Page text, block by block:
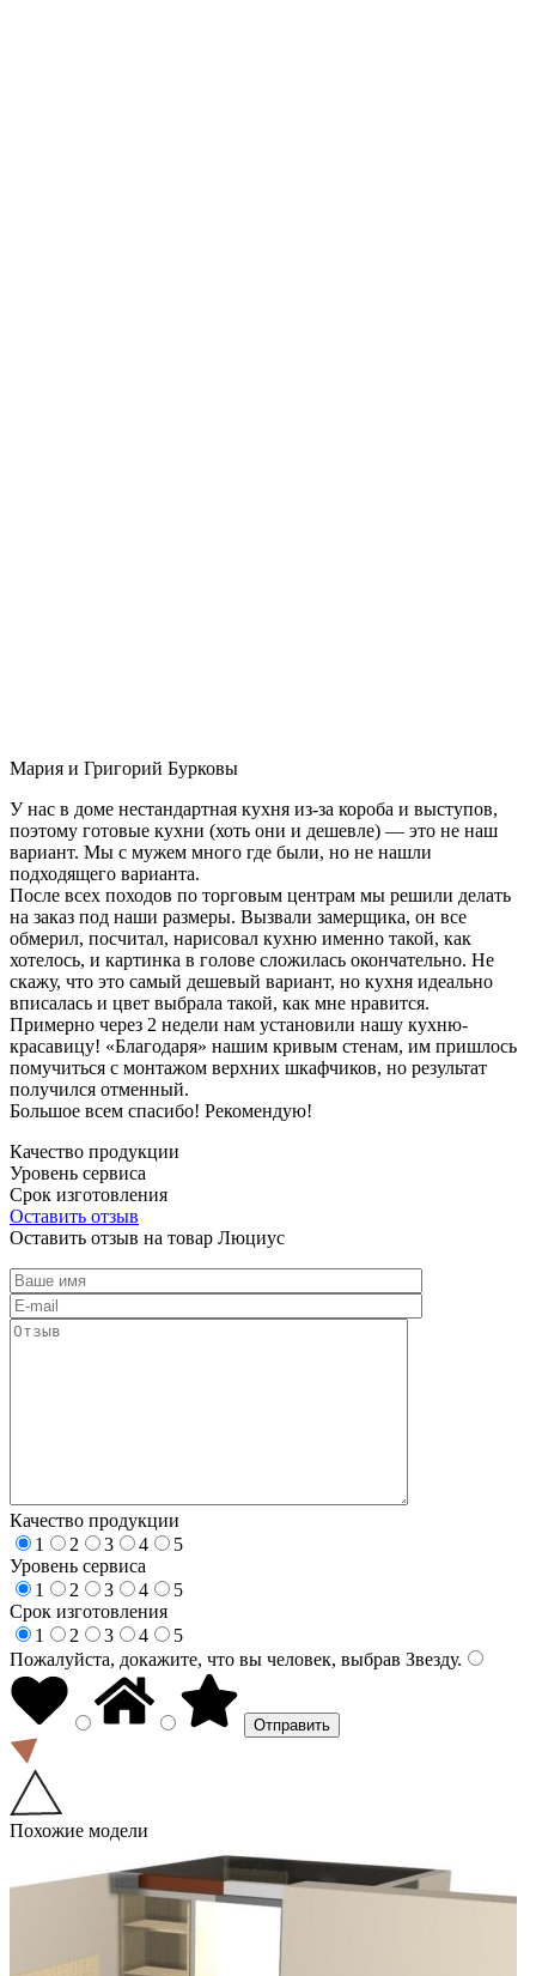
Мария и Григорий Бурковы
У нас в доме нестандартная кухня из-за короба и выступов,
поэтому готовые кухни (хоть они и дешевле) — это не наш
вариант. Мы с мужем много где были, но не нашли
подходящего варианта.
После всех походов по торговым центрам мы решили делать
на заказ под наши размеры. Вызвали замерщика, он все
обмерил, посчитал, нарисовал кухню именно такой, как
хотелось, и картинка в голове сложилась окончательно. Не
скажу, что это самый дешевый вариант, но кухня идеально
вписалась и цвет выбрала такой, как мне нравится.
Примерно через 2 недели нам установили нашу кухню-
красавицу! «Благодаря» нашим кривым стенам, им пришлось
помучиться с монтажом верхних шкафчиков, но результат
получился отменный.
Большое всем спасибо! Рекомендую!
Качество продукции
Уровень сервиса
Срок изготовления
Оставить отзыв
Оставить отзыв на товар Люциус
Качество продукции
1
2 3 4
5
Уровень сервиса
1
2 3 4
5
Срок изготовления
1
2 3 4
5
Пожалуйста, докажите, что вы человек, выбрав Звезду.
Похожие модели